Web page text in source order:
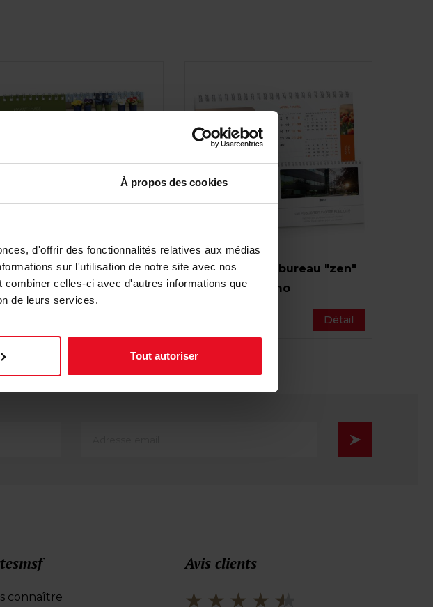
À propos des cookies
d'offrir des fonctionnalités relatives aux médias
sur l'utilisation de notre site avec nos
celles-ci avec d'autres informations que
de leurs services.
Tout autoriser
de bureau 3 mois
Calendrier de bureau "zen"
3 mois et mémo
Détail
connaître
Avis clients